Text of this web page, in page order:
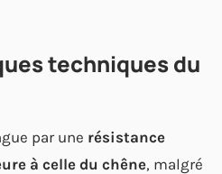
techniques du
par une résistance
à celle du chêne, malgré